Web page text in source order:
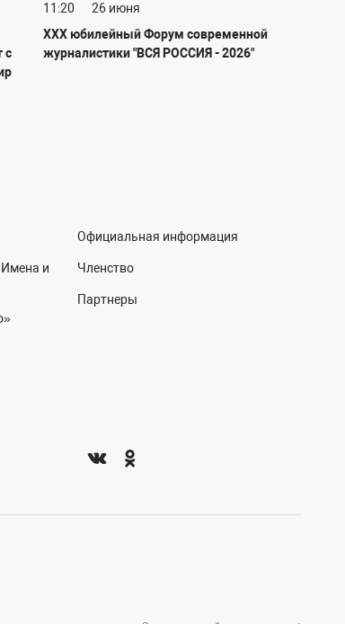
с
11:20
26 июня
ХХХ юбилейный Форум современной
журналистики "ВСЯ РОССИЯ - 2026"
и
Официальная информация
Членство
Партнеры